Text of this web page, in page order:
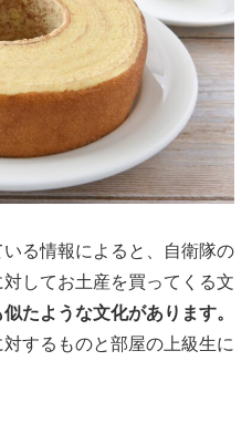
る情報によると、自衛隊の
してお土産を買ってくる文
似たような文化があります。
するものと部屋の上級生に